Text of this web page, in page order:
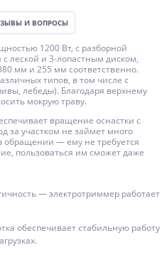
И ВОПРОСЫ
1200 Вт, с разборной
леской и 3-лопастным диском,
мм и 255 мм соответственно.
типов, в том числе с
лебеды). Благодаря верхнему
мокрую траву.
вращение оснастки с
за участком не займет много
обращении — ему не требуется
пользоваться им сможет даже
— электротриммер работает
обеспечивает стабильную работу